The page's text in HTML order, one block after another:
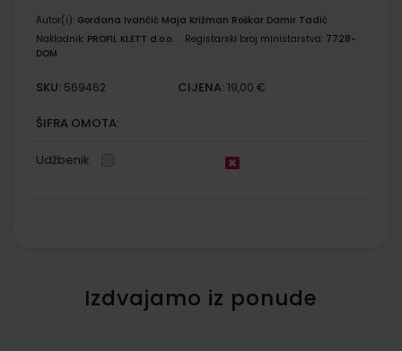
Autor(i): Gordana Ivančić Maja Križman Roškar Damir Tadić
Nakladnik: PROFIL KLETT d.o.o. Registarski broj ministarstva: 7728-
DOM
SKU: 569462 CIJENA: 19,00 €
ŠIFRA OMOTA:
Udžbenik
Izdvajamo iz ponude